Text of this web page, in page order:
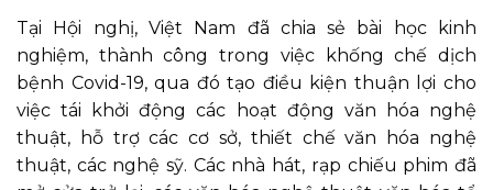
Tại Hội nghị, Việt Nam đã chia sẻ bài học kinh
nghiệm, thành công trong việc khống chế dịch
bệnh Covid-19, qua đó tạo điều kiện thuận lợi cho
việc tái khởi động các hoạt động văn hóa nghệ
thuật, hỗ trợ các cơ sở, thiết chế văn hóa nghệ
thuật, các nghệ sỹ. Các nhà hát, rạp chiếu phim đã